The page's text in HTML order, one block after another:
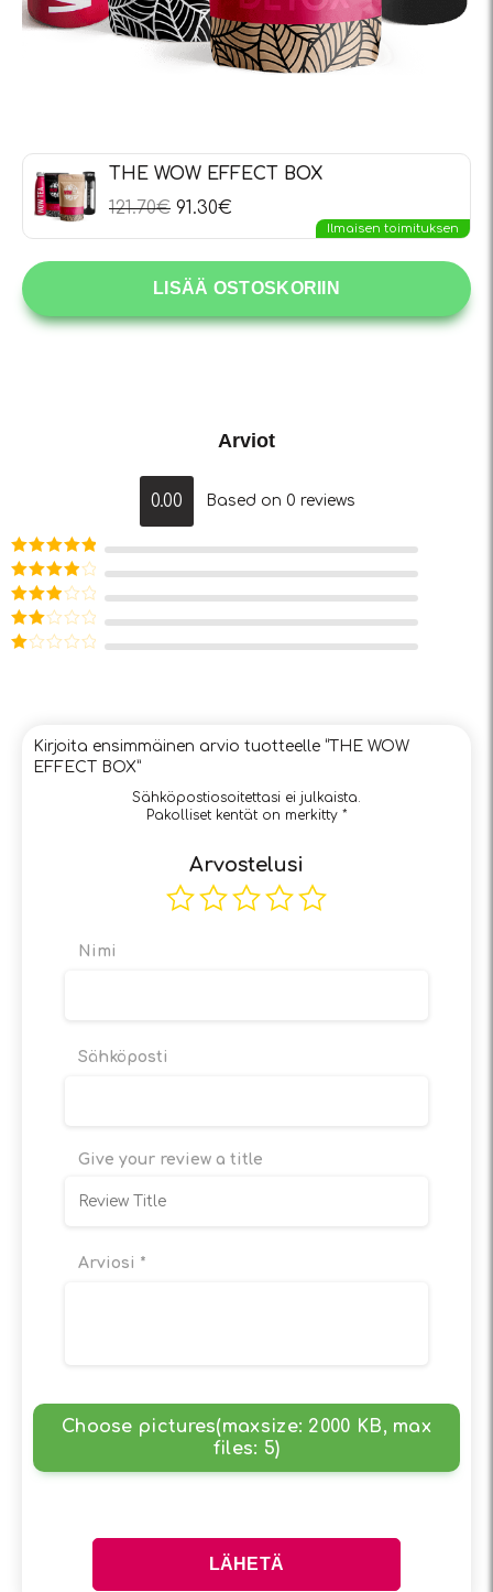
THE WOW EFFECT BOX
121.70€ 91.30€
Ilmaisen toimituksen
LISÄÄ OSTOSKORIIN
Arviot
0.00 Based on 0 reviews
Arvostelu
tuotteesta:
5 / 5
Arvostelu
tuotteesta:
4/ 5
Arvostelu
tuotteesta:
3 / 5
Arvostelu
Kirjoita ensimmäinen arvio tuotteelle “THE WOW
EFFECT BOX”
Sähköpostiosoitettasi ei julkaista.
Pakolliset kentät on merkitty *
Give your review a title
Arvostelusi
Arviosi *
Choose pictures(maxsize: 2000 KB, max
files: 5)
Nimi
Sähköposti